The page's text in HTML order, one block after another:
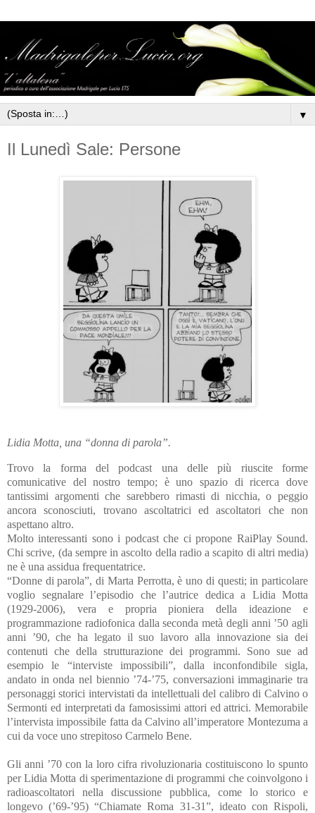
▼
Il Lunedì Sale: Persone
Lidia Motta, una “donna di parola”.
Trovo la forma del podcast una delle più riuscite forme
comunicative del nostro tempo; è uno spazio di ricerca dove
tantissimi argomenti che sarebbero rimasti di nicchia, o peggio
ancora sconosciuti, trovano ascoltatrici ed ascoltatori che non
aspettano altro.
Molto interessanti sono i podcast che ci propone RaiPlay Sound.
Chi scrive, (da sempre in ascolto della radio a scapito di altri media)
ne è una assidua frequentatrice.
“Donne di parola”, di Marta Perrotta, è uno di questi; in particolare
voglio segnalare l’episodio che l’autrice dedica a Lidia Motta
(1929-2006), vera e propria pioniera della ideazione e
programmazione radiofonica dalla seconda metà degli anni ’50 agli
anni ’90, che ha legato il suo lavoro alla innovazione sia dei
contenuti che della strutturazione dei programmi. Sono sue ad
esempio le “interviste impossibili”, dalla inconfondibile sigla,
andato in onda nel biennio ’74-’75, conversazioni immaginarie tra
personaggi storici intervistati da intellettuali del calibro di Calvino o
Sermonti ed interpretati da famosissimi attori ed attrici. Memorabile
l’intervista impossibile fatta da Calvino all’imperatore Montezuma a
cui da voce uno strepitoso Carmelo Bene.
Gli anni ’70 con la loro cifra rivoluzionaria costituiscono lo spunto
per Lidia Motta di sperimentazione di programmi che coinvolgono i
radioascoltatori nella discussione pubblica, come lo storico e
longevo (’69-’95) “Chiamate Roma 31-31”, ideato con Rispoli,